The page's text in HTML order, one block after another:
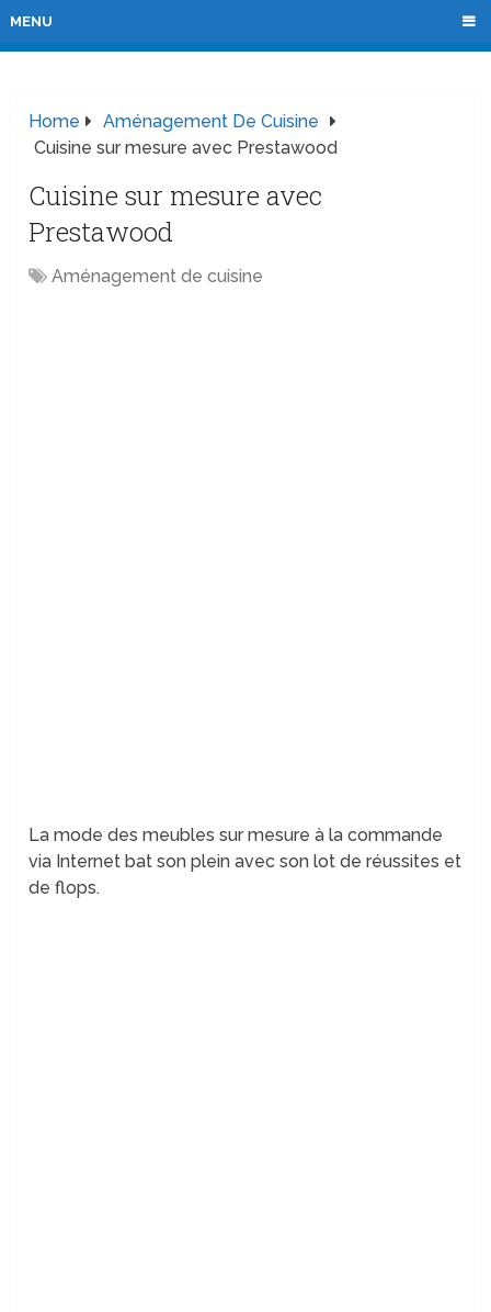
MENU
Home
Aménagement De Cuisine
Cuisine sur mesure avec Prestawood
Cuisine sur mesure avec
Prestawood
Aménagement de cuisine
La mode des meubles sur mesure à la commande
via Internet bat son plein avec son lot de réussites et
de flops.